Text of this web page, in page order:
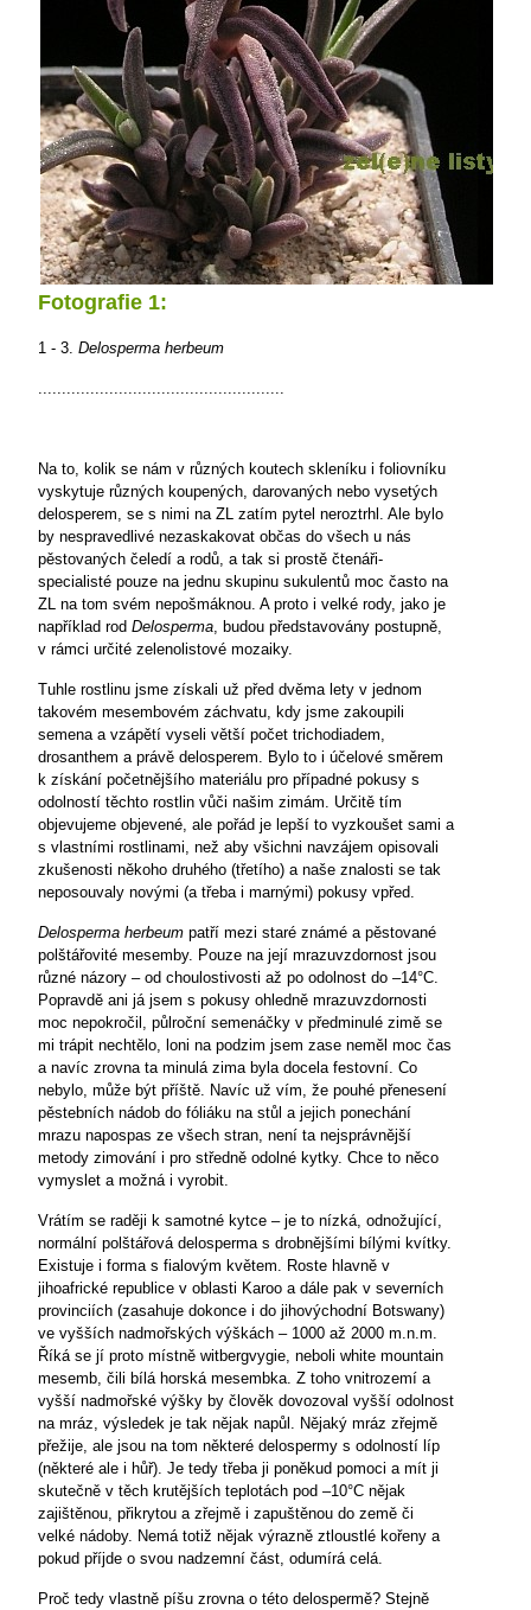
Fotografie 1:
1 - 3. Delosperma herbeum
....................................................
Na to, kolik se nám v různých koutech skleníku i foliovníku
vyskytuje různých koupených, darovaných nebo vysetých
delosperem, se s nimi na ZL zatím pytel neroztrhl. Ale bylo
by nespravedlivé nezaskakovat občas do všech u nás
pěstovaných čeledí a rodů, a tak si prostě čtenáři-
specialisté pouze na jednu skupinu sukulentů moc často na
ZL na tom svém nepošmáknou. A proto i velké rody, jako je
například rod Delosperma, budou představovány postupně,
v rámci určité zelenolistové mozaiky.
Tuhle rostlinu jsme získali už před dvěma lety v jednom
takovém mesembovém záchvatu, kdy jsme zakoupili
semena a vzápětí vyseli větší počet trichodiadem,
drosanthem a právě delosperem. Bylo to i účelové směrem
k získání početnějšího materiálu pro případné pokusy s
odolností těchto rostlin vůči našim zimám. Určitě tím
objevujeme objevené, ale pořád je lepší to vyzkoušet sami a
s vlastními rostlinami, než aby všichni navzájem opisovali
zkušenosti někoho druhého (třetího) a naše znalosti se tak
neposouvaly novými (a třeba i marnými) pokusy vpřed.
Delosperma herbeum patří mezi staré známé a pěstované
polštářovité mesemby. Pouze na její mrazuvzdornost jsou
různé názory – od choulostivosti až po odolnost do –14°C.
Popravdě ani já jsem s pokusy ohledně mrazuvzdornosti
moc nepokročil, půlroční semenáčky v předminulé zimě se
mi trápit nechtělo, loni na podzim jsem zase neměl moc čas
a navíc zrovna ta minulá zima byla docela festovní. Co
nebylo, může být příště. Navíc už vím, že pouhé přenesení
pěstebních nádob do fóliáku na stůl a jejich ponechání
mrazu napospas ze všech stran, není ta nejsprávnější
metody zimování i pro středně odolné kytky. Chce to něco
vymyslet a možná i vyrobit.
Vrátím se raději k samotné kytce – je to nízká, odnožující,
normální polštářová delosperma s drobnějšími bílými kvítky.
Existuje i forma s fialovým květem. Roste hlavně v
jihoafrické republice v oblasti Karoo a dále pak v severních
provinciích (zasahuje dokonce i do jihovýchodní Botswany)
ve vyšších nadmořských výškách – 1000 až 2000 m.n.m.
Říká se jí proto místně witbergvygie, neboli white mountain
mesemb, čili bílá horská mesembka. Z toho vnitrozemí a
vyšší nadmořské výšky by člověk dovozoval vyšší odolnost
na mráz, výsledek je tak nějak napůl. Nějaký mráz zřejmě
přežije, ale jsou na tom některé delospermy s odolností líp
(některé ale i hůř). Je tedy třeba ji poněkud pomoci a mít ji
skutečně v těch krutějších teplotách pod –10°C nějak
zajištěnou, přikrytou a zřejmě i zapuštěnou do země či
velké nádoby. Nemá totiž nějak výrazně ztloustlé kořeny a
pokud příjde o svou nadzemní část, odumírá celá.
Proč tedy vlastně píšu zrovna o této delospermě? Stejně